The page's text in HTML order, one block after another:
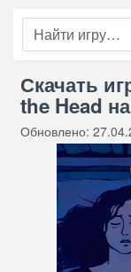
Скачать
the Head
Обновлено: